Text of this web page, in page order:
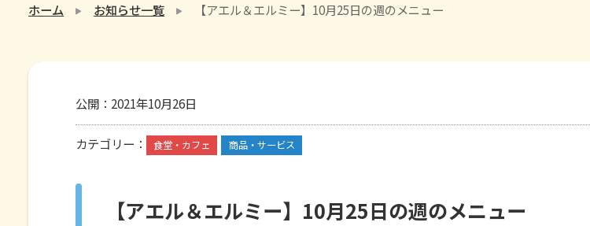
ホーム お知らせ一覧 【アエル＆エルミー】10月25日の週のメニュー
公開： 2021年10月26日
カテゴリー： 食堂・カフェ 商品・サービス
【アエル＆エルミー】10月25日の週のメニュー